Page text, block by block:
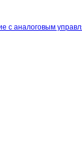
с аналоговым